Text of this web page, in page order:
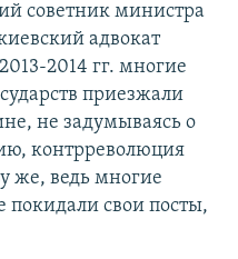
советник министра
адвокат
2014 гг. многие
приезжали
не задумываясь о
контрреволюция
же, ведь многие
свои посты,